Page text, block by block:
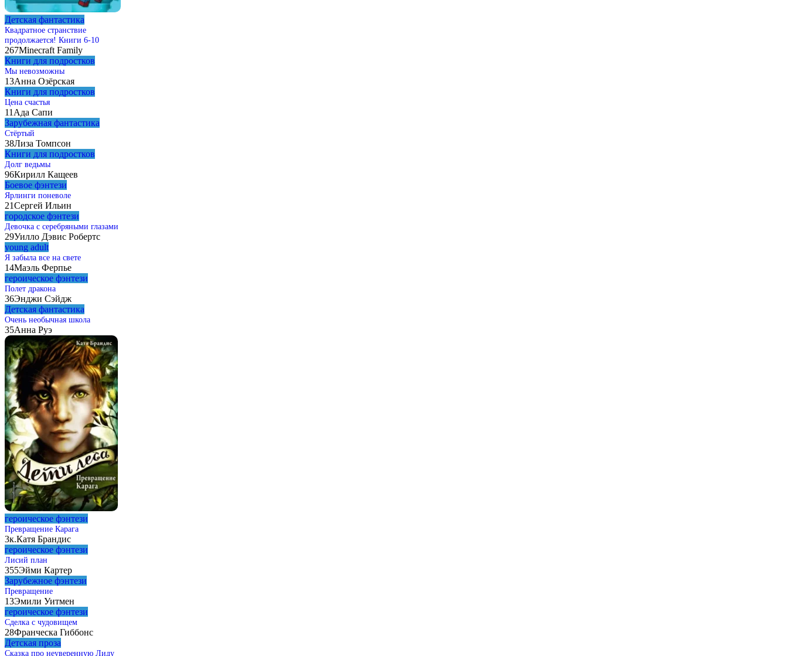
Детская фантастика
Квадратное странствие
продолжается! Книги 6-10
267Minecraft Family
Книги для подростков
Мы невозможны
13Анна Озёрская
Книги для подростков
Цена счастья
11 Ада Сапи
Зарубежная фантастика
Стёртый
38Лиза Томпсон
Книги для подростков
Долг ведьмы
96Кирилл Кащеев
Боевое фэнтези
Ярлинги поневоле
21Сергей Ильин
городское фэнтези
Девочка с серебряными глазами
29Уилло Дэвис Робертс
young adult
Я забыла все на свете
14Маэль Ферпье
героическое фэнтези
Полет дракона
36Энджи Сэйдж
Детская фантастика
Очень необычная школа
35Анна Руэ
героическое фэнтези
Превращение Карага
3к.Катя Брандис
героическое фэнтези
Лисий план
355Эйми Картер
Зарубежное фэнтези
Превращение
13Эмили Уитмен
героическое фэнтези
Сделка с чудовищем
28Франческа Гиббонс
Детская проза
Сказка про неуверенную Лиду